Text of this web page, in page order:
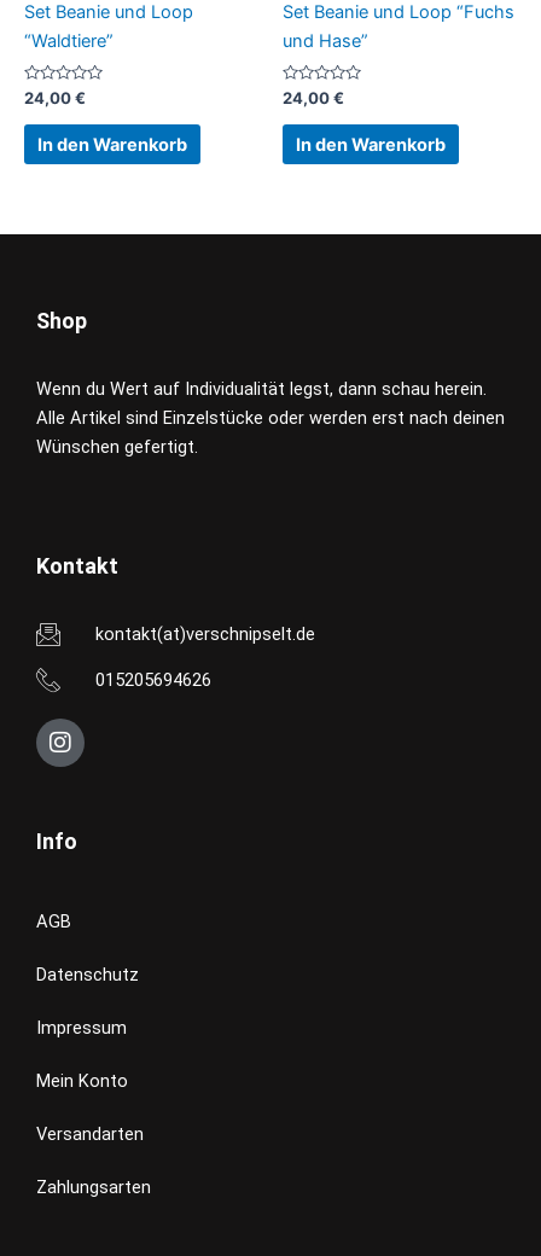
Set Beanie und Loop
“Waldtiere”
Bewertet
mit
0
von
24,00€
In den Warenkorb
Set Beanie und Loop “Fuchs
und Hase”
Bewertet
mit
0
von
24,00€
In den Warenkorb
Shop
Wenn du Wert auf Individualität legst, dann schau herein.
Alle Artikel sind Einzelstücke oder werden erst nach deinen
Wünschen gefertigt.
Kontakt
kontakt(at)verschnipselt.de
015205694626
I
n
a
g
m
Info
AGB
Datenschutz
Impressum
Mein Konto
Versandarten
Zahlungsarten